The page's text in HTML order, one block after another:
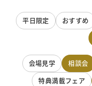
平日限定 おすすめ
会場見学 相談会
特典満載フェア